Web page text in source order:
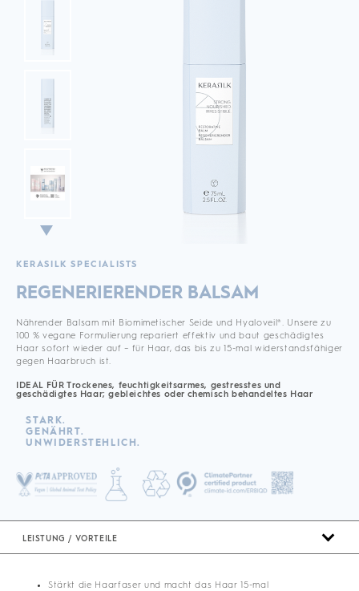
KERASILK SPECIALISTS
REGENERIERENDER BALSAM
Nährender Balsam mit Biomimetischer Seide und Hyaloveil®. Unsere zu
100 % vegane Formulierung repariert effektiv und baut geschädigtes
Haar sofort wieder auf – für Haar, das bis zu 15-mal widerstandsfähiger
gegen Haarbruch ist.
IDEAL FÜR Trockenes, feuchtigkeitsarmes, gestresstes und
geschädigtes Haar; gebleichtes oder chemisch behandeltes Haar
STARK.
GENÄHRT.
UNWIDERSTEHLICH.
LEISTUNG / VORTEILE
Stärkt die Haarfaser und macht das Haar 15-mal